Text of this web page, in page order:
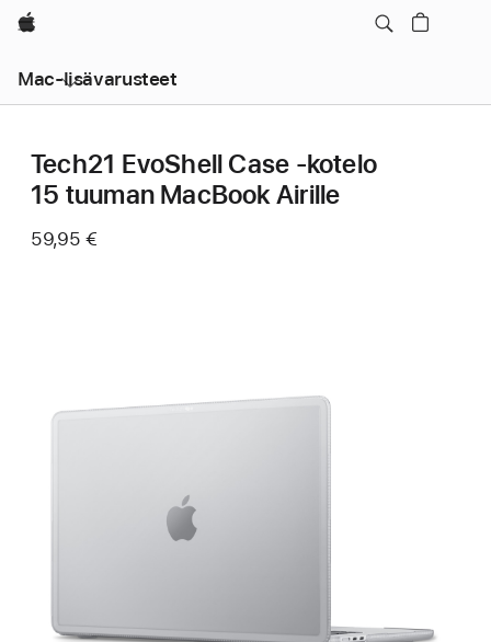
Apple
Mac-lisävarusteet
Tech21 EvoShell Case ‑kotelo
15 tuuman MacBook Airille
59,95 €